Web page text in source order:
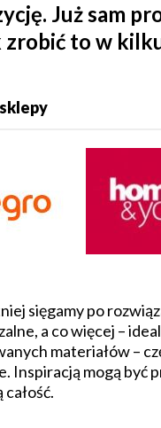
Już sam
zrobić to w
sięgamy po
a co więcej –
materiałów –
Inspiracją mogą być